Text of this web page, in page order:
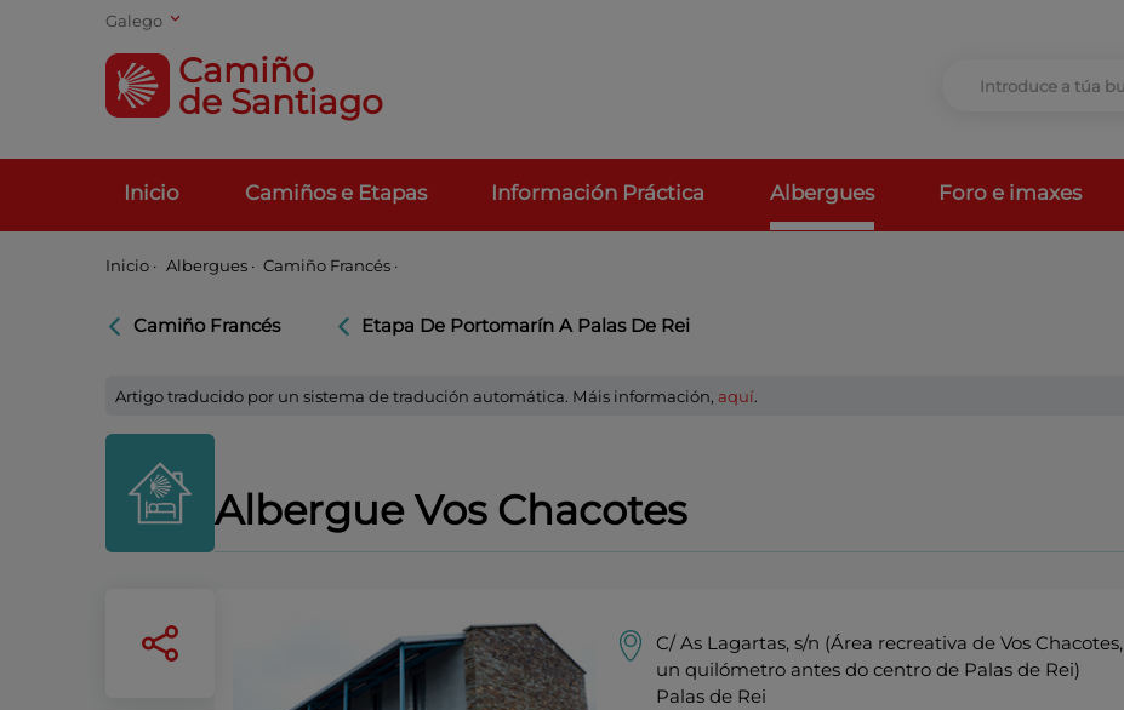
Galego
Camiño
de Santiago
Inicio Camiños e Etapas Información Práctica Albergues Foro e imaxes
Inicio · Albergues · Camiño Francés ·
Camiño Francés Etapa De Portomarín A Palas De Rei
Artigo traducido por un sistema de tradución automática. Máis información, aquí.
Albergue Vos Chacotes
C/ As Lagartas, s/n (Área recreativa de Vos Chacotes,
un quilómetro antes do centro de Palas de Rei)
Palas de Rei